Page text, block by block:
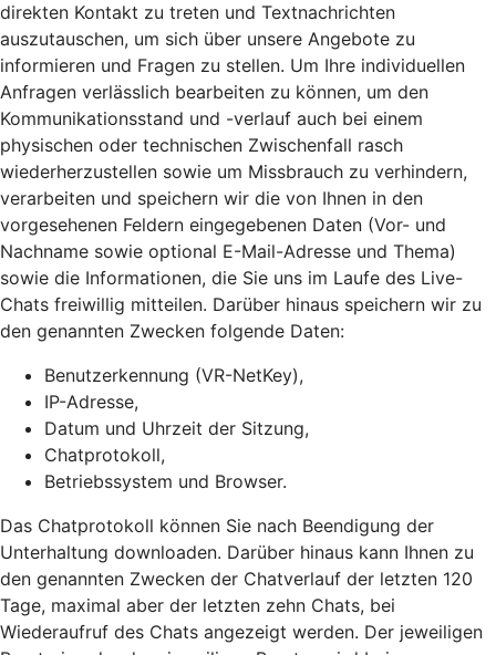
direkten Kontakt zu treten und Textnachrichten
auszutauschen, um sich über unsere Angebote zu
informieren und Fragen zu stellen. Um Ihre individuellen
Anfragen verlässlich bearbeiten zu können, um den
Kommunikationsstand und -verlauf auch bei einem
physischen oder technischen Zwischenfall rasch
wiederherzustellen sowie um Missbrauch zu verhindern,
verarbeiten und speichern wir die von Ihnen in den
vorgesehenen Feldern eingegebenen Daten (Vor- und
Nachname sowie optional E-Mail-Adresse und Thema)
sowie die Informationen, die Sie uns im Laufe des Live-
Chats freiwillig mitteilen. Darüber hinaus speichern wir zu
den genannten Zwecken folgende Daten:
Benutzerkennung (VR-NetKey),
IP-Adresse,
Datum und Uhrzeit der Sitzung,
Chatprotokoll,
Betriebssystem und Browser.
Das Chatprotokoll können Sie nach Beendigung der
Unterhaltung downloaden. Darüber hinaus kann Ihnen zu
den genannten Zwecken der Chatverlauf der letzten 120
Tage, maximal aber der letzten zehn Chats, bei
Wiederaufruf des Chats angezeigt werden. Der jeweiligen